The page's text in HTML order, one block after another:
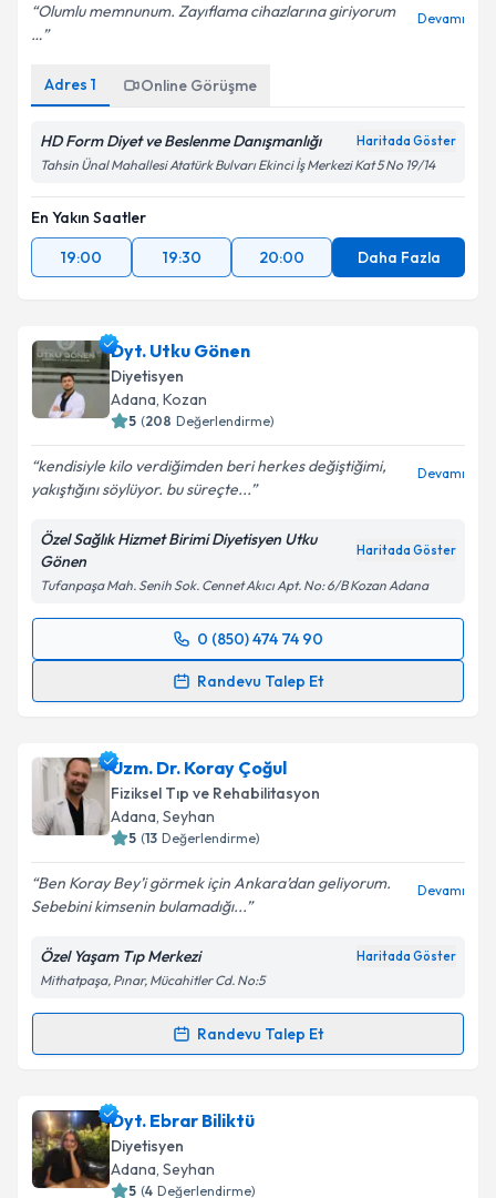
Kişisel verilerimin işlenmesine ilişkinAydınlatma
Takvim Talebini Gönder
Olumlu memnunum. Zayıflama cihazlarına giriyorum
…
Devamı
Adres 1 Online Görüşme
HD Form Diyet ve Beslenme Danışmanlığı Haritada Göster
Tahsin Ünal Mahallesi Atatürk Bulvarı Ekinci İş Merkezi Kat 5 No 19/14
En Yakın Saatler
19:00
19:30 20:00 Daha Fazla
Dyt. Utku Gönen
Diyetisyen
Adana, Kozan
5 (208 Değerlendirme)
kendisiyle kilo verdiğimden beri herkes değiştiğimi,
yakıştığını söylüyor. bu süreçte...
Devamı
Özel Sağlık Hizmet Birimi Diyetisyen Utku
Gönen
Haritada Göster
​Tufanpaşa Mah. Senih Sok. Cennet Akıcı Apt. No: 6/B Kozan Adana
0 (850) 474 74 90
Randevu Talep Et
Randevu Takvimi Talebi
takvim hazırlandığında e-posta ile bilgilendireceğiz.
E-posta Adresiniz
Kişisel verilerimin işlenmesine ilişkin
kapsamda işlenmesini kabul ediyorum.
Takvim Talebini Gönder
Uzm. Dr. Koray Çoğul
Fiziksel Tıp ve Rehabilitasyon
Adana, Seyhan
5 (13 Değerlendirme)
Ben Koray Bey’i görmek için Ankara’dan geliyorum.
Sebebini kimsenin bulamadığı...
Devamı
Özel Yaşam Tıp Merkezi Haritada Göster
Mithatpaşa, Pınar, Mücahitler Cd. No:5
Randevu Talep Et
Randevu Takvimi Talebi
Uzm. Dr. Koray Çoğuliçin randevu takvimi talebi
oluşturun. Size bu uzmandan randevu almanız için bir
takvim hazırlandığında e-posta ile bilgilendireceğiz.
Dyt. Ebrar Biliktü
Diyetisyen
Adana, Seyhan
5 (4 Değerlendirme)